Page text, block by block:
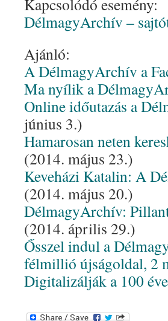
Kapcsolódó esemény:
DélmagyArchív –
Ajánló:
A DélmagyArchív a
Ma nyílik a
Online időutazás a
június 3.)
Hamarosan neten
(2014. május 23.)
Keveházi Katalin: A
(2014. május 20.)
DélmagyArchív:
(2014. április 29.)
Ősszel indul a
félmillió újságoldal, 2
Digitalizálják a 100